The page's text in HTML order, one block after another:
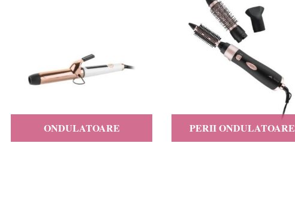
ONDULATOARE PERII ONDULATOARE